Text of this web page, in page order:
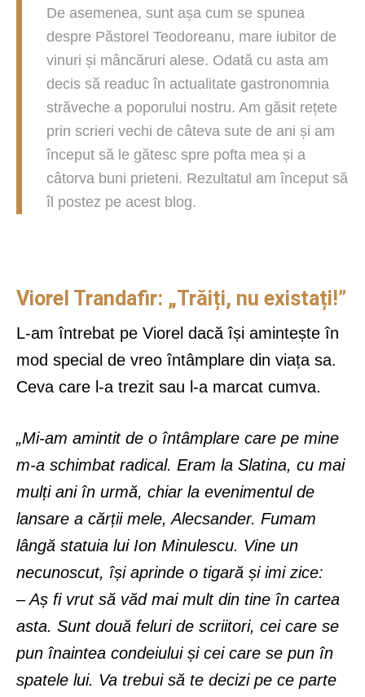
De asemenea, sunt așa cum se spunea
despre Păstorel Teodoreanu, mare iubitor de
vinuri și mâncăruri alese. Odată cu asta am
decis să readuc în actualitate gastronomnia
străveche a poporului nostru. Am găsit rețete
prin scrieri vechi de câteva sute de ani și am
început să le gătesc spre pofta mea și a
câtorva buni prieteni. Rezultatul am început să
îl postez pe acest blog.
Viorel Trandafir: „Trăiți, nu existați!”
L-am întrebat pe Viorel dacă își amintește în
mod special de vreo întâmplare din viața sa.
Ceva care l-a trezit sau l-a marcat cumva.
„Mi-am amintit de o întâmplare care pe mine
m-a schimbat radical. Eram la Slatina, cu mai
mulți ani în urmă, chiar la evenimentul de
lansare a cărții mele, Alecsander. Fumam
lângă statuia lui Ion Minulescu. Vine un
necunoscut, își aprinde o tigară și imi zice:
– Aș fi vrut să văd mai mult din tine în cartea
asta. Sunt două feluri de scriitori, cei care se
pun înaintea condeiului și cei care se pun în
spatele lui. Va trebui să te decizi pe ce parte